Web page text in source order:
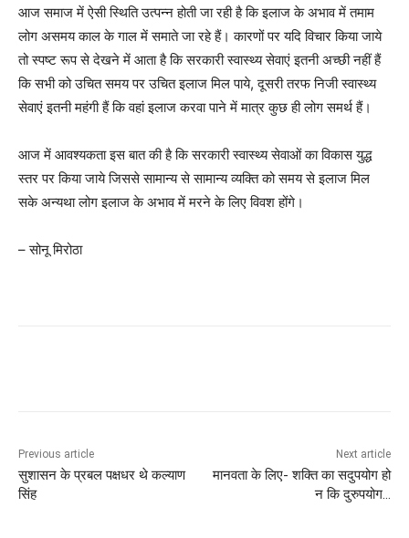
आज समाज में ऐसी स्थिति उत्पन्न होती जा रही है कि इलाज के अभाव में तमाम
लोग असमय काल के गाल में समाते जा रहे हैं। कारणों पर यदि विचार किया जाये
तो स्पष्ट रूप से देखने में आता है कि सरकारी स्वास्थ्य सेवाएं इतनी अच्छी नहीं हैं
कि सभी को उचित समय पर उचित इलाज मिल पाये, दूसरी तरफ निजी स्वास्थ्य
सेवाएं इतनी महंगी हैं कि वहां इलाज करवा पाने में मात्र कुछ ही लोग समर्थ हैं।
आज में आवश्यकता इस बात की है कि सरकारी स्वास्थ्य सेवाओं का विकास युद्ध
स्तर पर किया जाये जिससे सामान्य से सामान्य व्यक्ति को समय से इलाज मिल
सके अन्यथा लोग इलाज के अभाव में मरने के लिए विवश होंगे।
– सोनू मिरोठा
Previous article
सुशासन के प्रबल पक्षधर थे कल्याण
सिंह
Next article
मानवता के लिए- शक्ति का सदुपयोग हो
न कि दुरुपयोग…